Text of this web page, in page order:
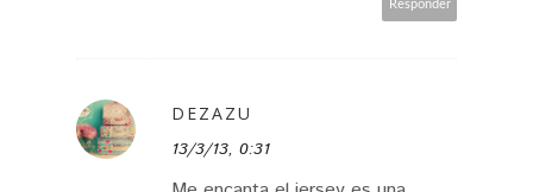
Responder
DEZAZU
13/3/13, 0:31